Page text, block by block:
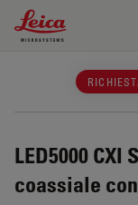
Leica
LED5000 CXI
coassiale